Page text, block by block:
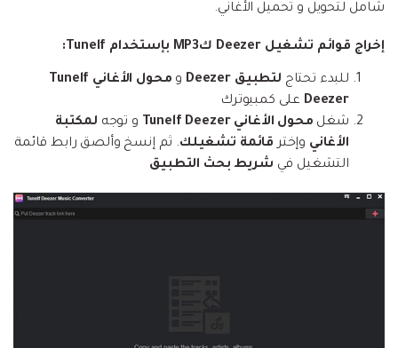
شامل لتحويل و تحميل الأغاني.
إخراج قوائم تشغيل Deezer كMP3 بإستخدام Tunelf:
للبدء تحتاج لتطبيق Deezer و
محول الأغاني Tunelf
Deezer على كمبيوترك
شغل محول الأغاني Tunelf Deezer و توجه لمكتبة
الأغاني وإختر قائمة تشغيلك. ثم إنسخ وألصق رابط قائمة
التشغيل في شريط بحث التطبيق